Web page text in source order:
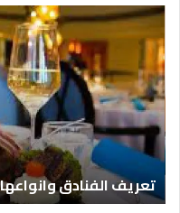
ت
ر
ي
ف
ا
ل
ف
ن
د
تعريف الفنادق وانواعها